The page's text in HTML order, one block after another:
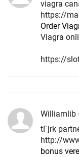
viagra
https://
Order
Viagra
https://
Williamlib
tГјrk
http://
bonus